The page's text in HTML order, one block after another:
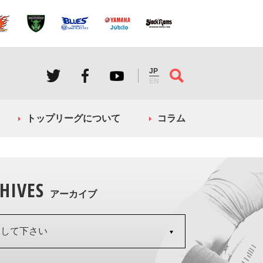
JP
EN
トップリーグについて コラム
アーカイブ
て下さい